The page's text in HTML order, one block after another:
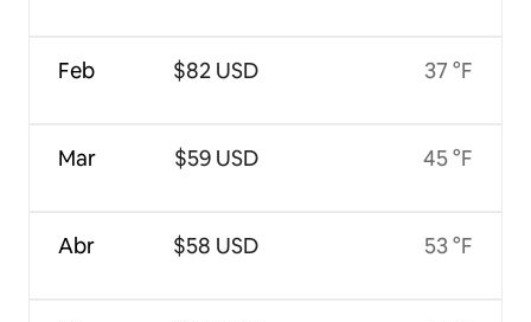
Feb
Mar
Abr
$82 USD
$59 USD
$58 USD
37 °F
45 °F
53 °F